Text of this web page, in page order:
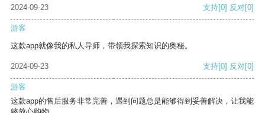
2024-09-23
支持[0] 反对[0]
游客
这款app就像我的私人导师，带领我探索知识的奥秘。
2024-09-23 支持[0] 反对[0]
游客
这款app的售后服务非常完善，遇到问题总是能够得到妥善解决，让我能